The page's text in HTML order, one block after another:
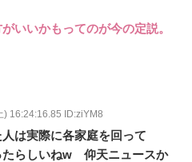
いいかもってのが今の定説。
) 16:24:16.85 ID:ziYM8
は実際に各家庭を回って
たらしいねw 仰天ニュースか